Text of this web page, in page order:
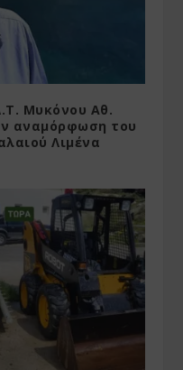
Μυκόνου Αθ.
αναμόρφωση του
Λιμένα